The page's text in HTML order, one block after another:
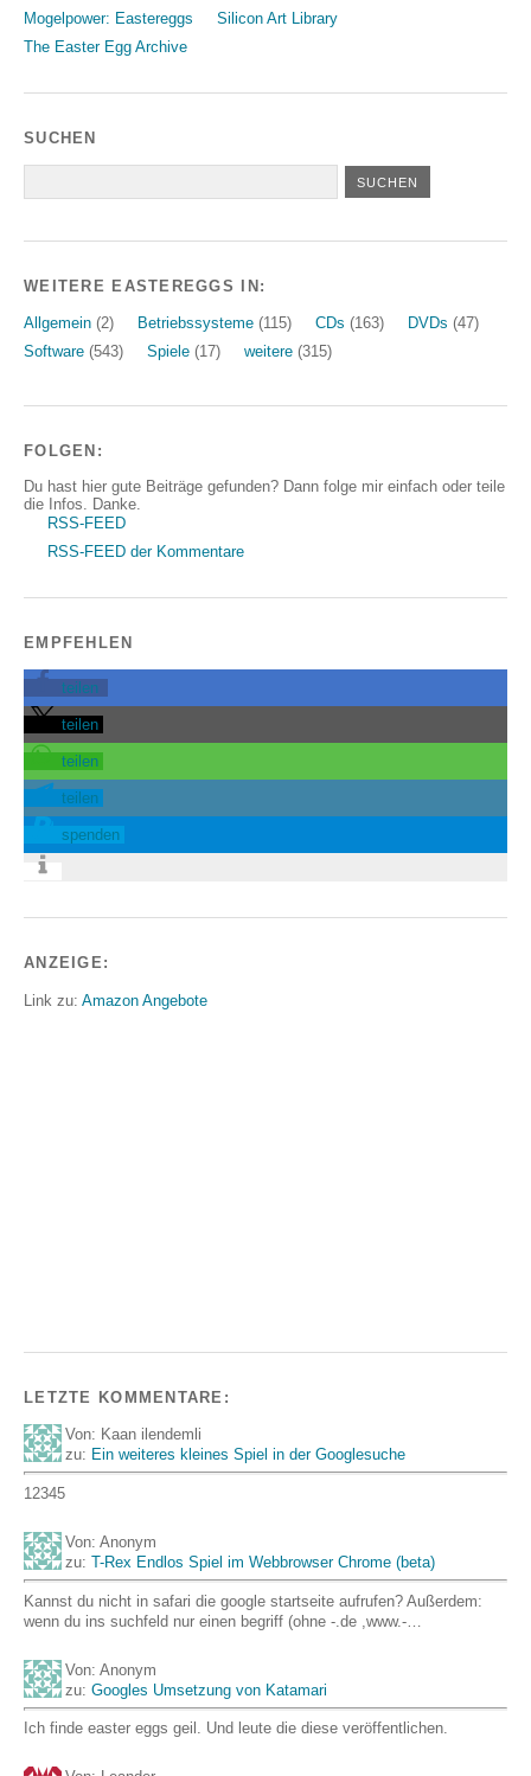
Mogelpower: Eastereggs
Silicon Art Library
The Easter Egg Archive
SUCHEN
WEITERE EASTEREGGS IN:
Allgemein (2) Betriebssysteme (115) CDs (163) DVDs (47)
Software (543) Spiele (17) weitere (315)
FOLGEN:
Du hast hier gute Beiträge gefunden? Dann folge mir einfach oder teile
die Infos. Danke.
RSS-FEED
RSS-FEED der Kommentare
EMPFEHLEN
teilen
teilen
teilen
teilen
spenden
ANZEIGE:
Link zu: Amazon Angebote
LETZTE KOMMENTARE:
Von: Kaan ilendemli
zu: Ein weiteres kleines Spiel in der Googlesuche
12345
Von: Anonym
zu: T-Rex Endlos Spiel im Webbrowser Chrome (beta)
Kannst du nicht in safari die google startseite aufrufen? Außerdem:
wenn du ins suchfeld nur einen begriff (ohne -.de ,www.-…
Von: Anonym
zu: Googles Umsetzung von Katamari
Ich finde easter eggs geil. Und leute die diese veröffentlichen.